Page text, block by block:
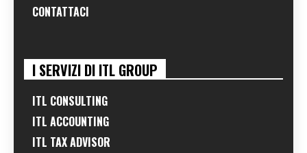
CONTATTACI
I SERVIZI DI ITL GROUP
ITL CONSULTING
ITL ACCOUNTING
ITL TAX ADVISOR